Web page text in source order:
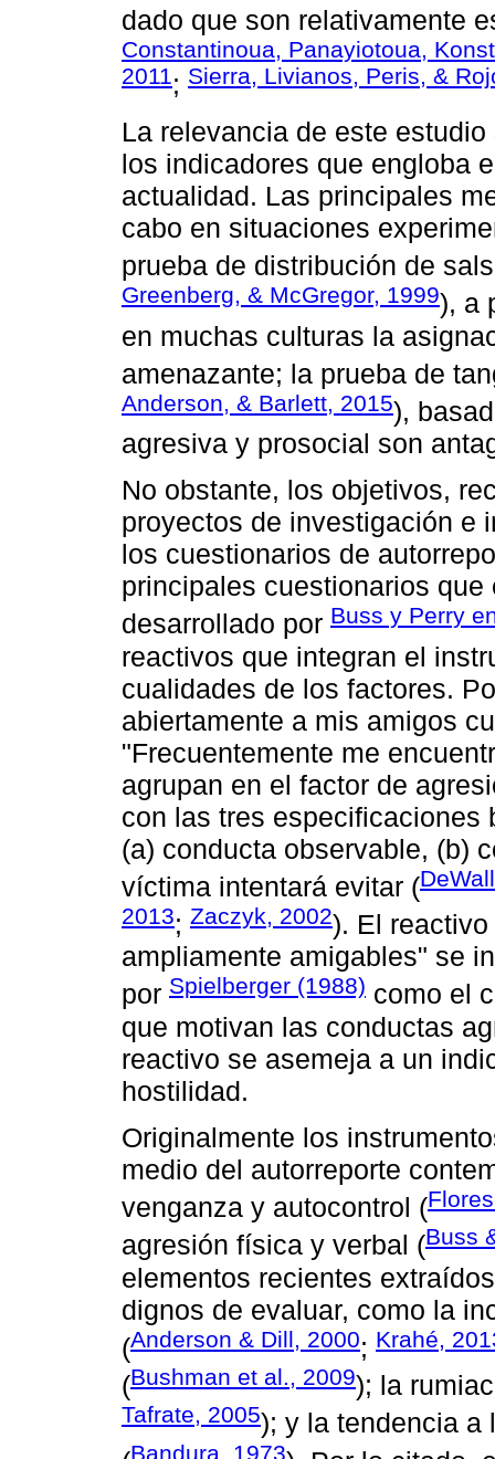
dado que son relativamente
Constantinoua, Panayiotoua,
2011; Sierra, Livianos, Peris, &
La relevancia de este
los indicadores que engloba
actualidad. Las principales
cabo en situaciones
prueba de distribución de
Greenberg, & McGregor, 1999), a
en muchas culturas la
amenazante; la prueba de
Anderson, & Barlett, 2015),
agresiva y prosocial son
No obstante, los objetivos,
proyectos de investigación e
los cuestionarios de
principales cuestionarios
desarrollado por Buss y Perry
reactivos que integran el
cualidades de los factores.
abiertamente a mis amigos
"Frecuentemente me
agrupan en el factor de
con las tres especificaciones
(a) conducta observable, (b)
víctima intentará evitar (
2013; Zaczyk, 2002). El
ampliamente amigables" se
por Spielberger (1988) como el
que motivan las conductas
reactivo se asemeja a un
hostilidad.
Originalmente los
medio del autorreporte
venganza y autocontrol (
agresión física y verbal (Buss
elementos recientes
dignos de evaluar, como la
(Anderson & Dill, 2000; Krahé,
(Bushman et al., 2009); la
Tafrate, 2005); y la tendencia a
Bandura, 1973